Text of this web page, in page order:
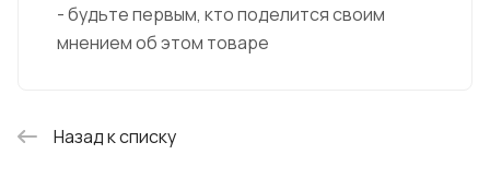
- будьте первым, кто поделится своим
мнением об этом товаре
Назад к списку